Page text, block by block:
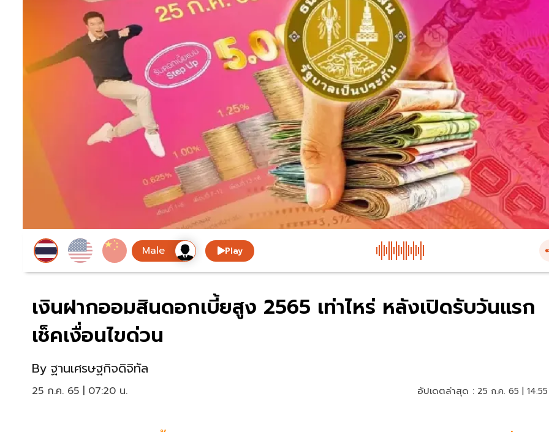
Play
เงินฝากออมสินดอกเบี้ยสูง 2565 เท่าไหร่ หลังเปิดรับวันแรก
เช็คเงื่อนไขด่วน
By ฐานเศรษฐกิจดิจิทัล
25 ก.ค. 65 | 07:20 น. อัปเดตล่าสุด : 25 ก.ค. 65 |